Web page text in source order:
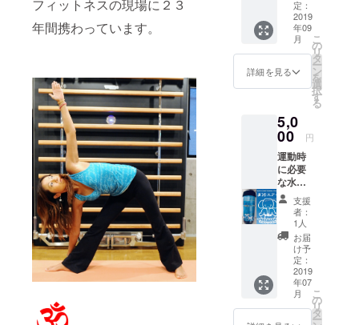
フィットネスの現場に２３
年間携わっています。
方へ
は、オ
ンライ
ンでセ
ルフケ
アの
供致し
ます。
待させ
て頂き
ます。
非公開
FBグ
ループ
場、ご
自分の
ご都合
の良い
場所や
好きな
時間に
実践で
きる、
エクサ
サイズ
やセル
フケア
の動画
の配信
を予定
し、ご
提供さ
せてい
ただき
ます。
Body
Conditi
oning
SUAYの
オリジ
ナル
キャラ
ク
ター、
SUAY象
のデザ
イン or
お好き
な（希
望のデ
ザイン
応相
談）
を、ガ
定：
2019
年09
月
詳細を見る
こ
の
リ
タ
ー
ン
を
選
択
す
る
5,0
00 円
運動時
に必要
な水分
補給。
Body
Conditi
oning
Studio
SUAYの
オリジ
ナル
キャラ
ク
支援
者：
1人
お届
け予
定：
2019
年07
月
こ
の
リ
タ
ー